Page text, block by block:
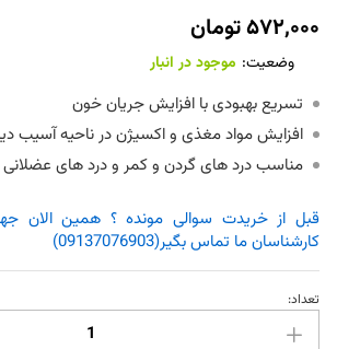
۵۷۲,۰۰۰تومان
وضعیت: موجود در انبار
تسریع بهبودی با افزایش جریان خون
افزایش مواد مغذی و اکسیژن در ناحیه آسیب
مناسب درد های گردن و کمر و درد های عضلانی
قبل از خریدت سوالی مونده ؟ همین الان
کارشناسان ما تماس بگیر(09137076903)
اسپری
گرم
تعداد: